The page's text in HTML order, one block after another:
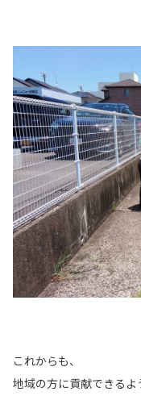
これからも、
地域の方に貢献できる